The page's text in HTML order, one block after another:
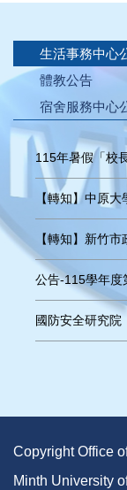
生活事務中心
體教公告
宿舍服務中心
公告-115學年度
國防安全研究院
Copyright Office
Minth University